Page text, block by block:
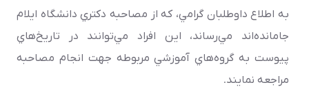
به اطلاع داوطلبان گرامي، که از مصاحبه دکتري دانشگاه ايلام
جامانده‌اند مي‌رساند، اين افراد مي‌توانند در تاريخ‌هاي
پيوست به گروه‌هاي آموزشي مربوطه جهت انجام مصاحبه
مراجعه نمايند.